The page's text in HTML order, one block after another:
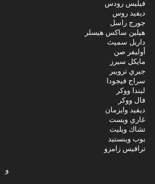
فيليس رودس
ديفيد روس
جورج راسل
هيلين ساكس هيسلر
داريل سميث
أوليفر صن
مايكل سيرز
جيري ترويير
سراج فيجودا
ليندا ووكر
فال ووكر
ديفيد وايزمان
غاري ويست
تشاك ويليت
بوب وينستيد
ترافيس زامزو
و